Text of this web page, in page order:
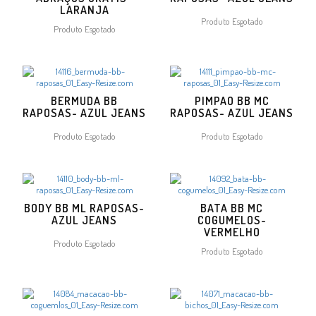
LARANJA
Produto Esgotado
Produto Esgotado
BERMUDA BB
RAPOSAS- AZUL JEANS
Produto Esgotado
PIMPAO BB MC
RAPOSAS- AZUL JEANS
Produto Esgotado
BODY BB ML RAPOSAS-
AZUL JEANS
Produto Esgotado
BATA BB MC
COGUMELOS-
VERMELHO
Produto Esgotado